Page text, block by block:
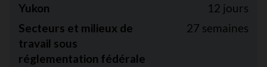
Yukon
12 jours
Secteurs et milieux de
travail sous
réglementation fédérale
27 semaines